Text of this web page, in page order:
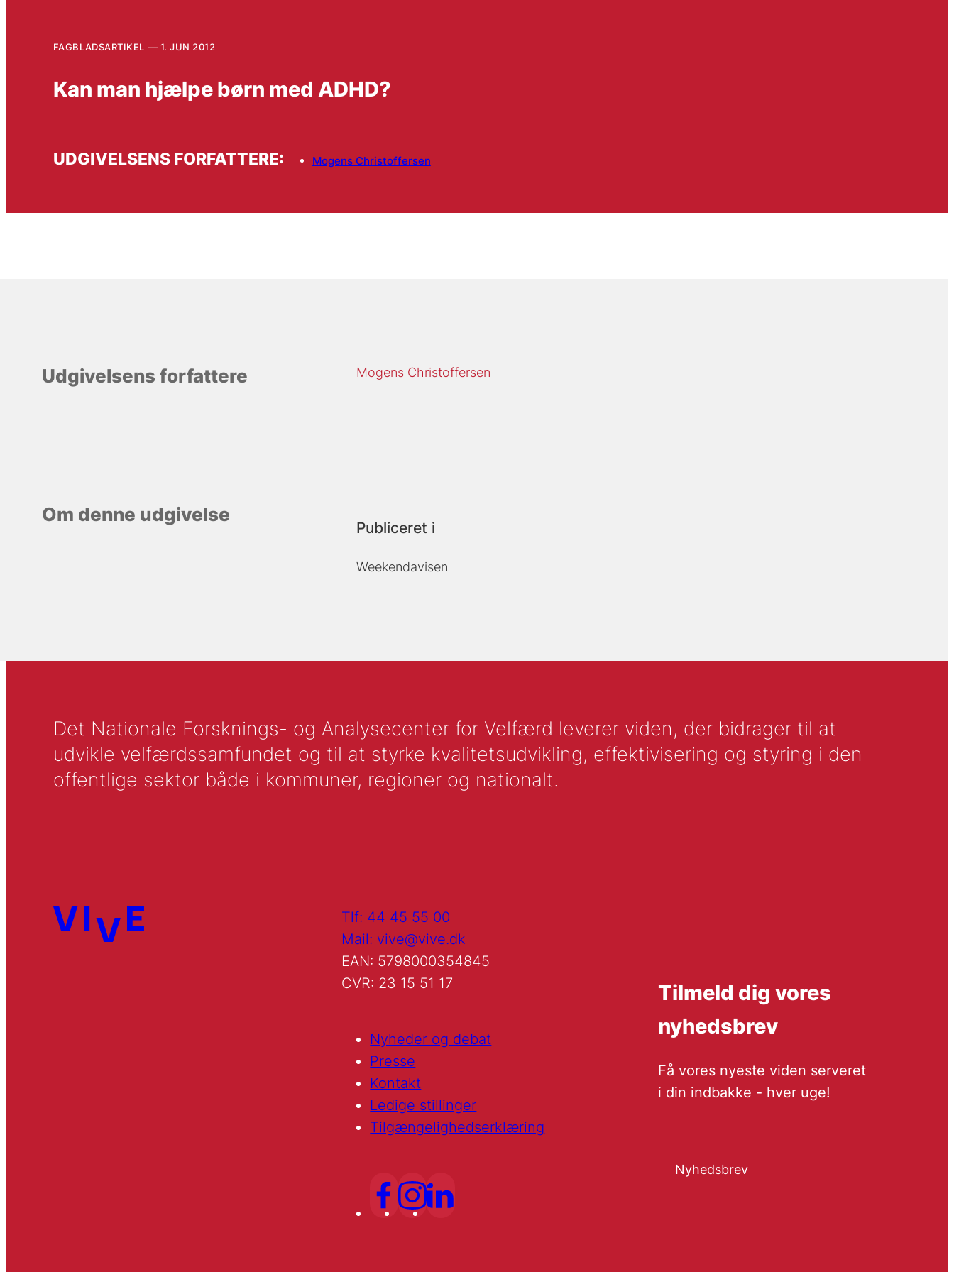
FAGBLADSARTIKEL 1. JUN 2012
Kan man hjælpe børn med ADHD?
UDGIVELSENS FORFATTERE: Mogens Christoffersen
Udgivelsens forfattere Mogens Christoffersen
Om denne udgivelse
Publiceret i
Weekendavisen
Det Nationale Forsknings- og Analysecenter for Velfærd leverer viden, der bidrager til at
udvikle velfærdssamfundet og til at styrke kvalitetsudvikling, effektivisering og styring i den
offentlige sektor både i kommuner, regioner og nationalt.
Tlf: 44 45 55 00
Mail: vive@vive.dk
EAN: 5798000354845
CVR: 23 15 51 17
Nyheder og debat
Presse
Kontakt
Ledige stillinger
Tilgængelighedserklæring
Tilmeld dig vores
nyhedsbrev
Få vores nyeste viden serveret
i din indbakke - hver uge!
Nyhedsbrev